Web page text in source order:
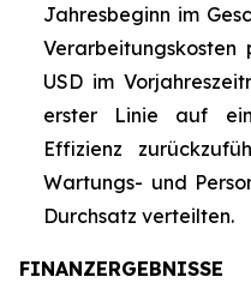
Jahresbeginn im
Verarbeitungskosten
USD im
erster Linie auf
Effizienz
Wartungs- und
Durchsatz verteilten.
FINANZERGEBNISSE